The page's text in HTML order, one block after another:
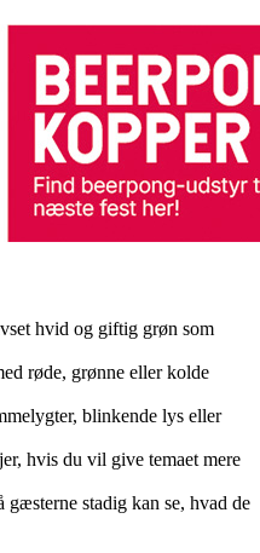
hvid og giftig grøn som
røde, grønne eller kolde
blinkende lys eller
hvis du vil give temaet mere
stadig kan se, hvad de